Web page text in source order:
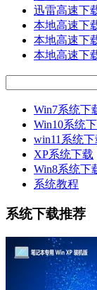
迅雷高速下
本地高速下
本地高速下
本地高速下
Win7系统下
Win10系统
win11系统下
XP系统下载
Win8系统下
系统教程
系统下载推荐